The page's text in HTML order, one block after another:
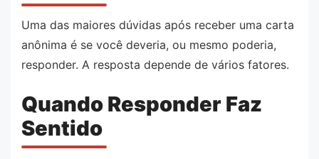
Uma das maiores dúvidas após receber uma carta
anônima é se você deveria, ou mesmo poderia,
responder. A resposta depende de vários fatores.
Quando Responder Faz
Sentido